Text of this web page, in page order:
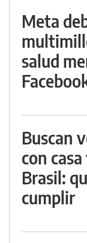
Meta
salud
Buscan
con
Brasil:
cumplir